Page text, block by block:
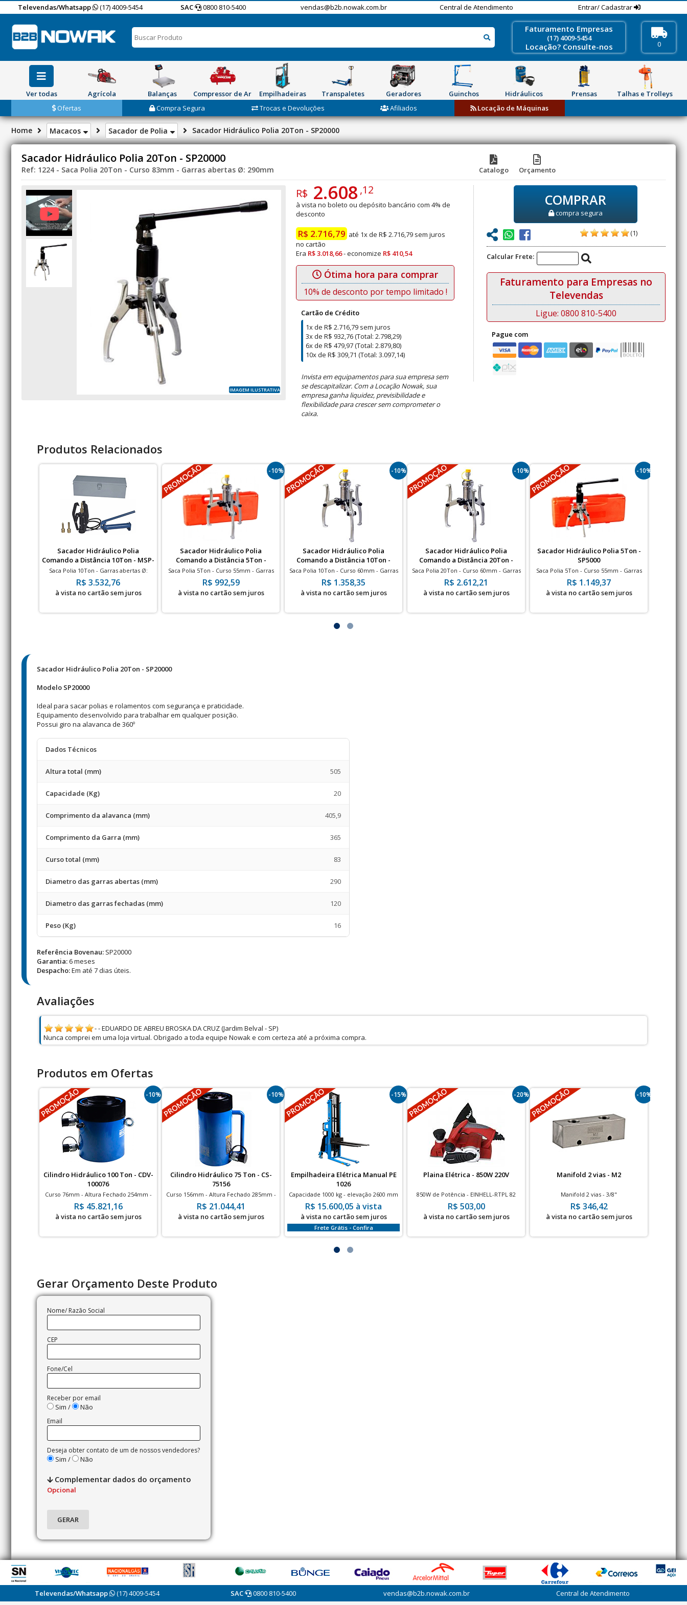
Televendas/Whatsapp (17) 4009-5454 SAC 0800 810-5400 vendas@b2b.nowak.com.br Central de Atendimento Entrar/ Cadastrar
Faturamento Empresas
(17) 4009-5454
Locação? Consulte-nos 0
Ver todas Agrícola Balanças Compressor de Ar Empilhadeiras Transpaletes Geradores Guinchos Hidráulicos Prensas
Talhas e Trolleys
Ofertas
Compra Segura Trocas e Devoluções Afiliados Locação de Máquinas
Home Macacos Sacador de Polia Sacador Hidráulico Polia 20Ton - SP20000
Sacador Hidráulico Polia 20Ton - SP20000
Ref: 1224 - Saca Polia 20Ton - Curso 83mm - Garras abertas Ø: 290mm Catalogo Orçamento
IMAGEM ILUSTRATIVA
R$ 2.608,12
à vista no boleto ou depósito bancário com 4% de
desconto
R$ 2.716,79 até 1x de R$ 2.716,79 sem juros
no cartão
Era R$ 3.018,66- economize R$ 410,54
Ótima hora para comprar
10% de desconto por tempo limitado !
Cartão de Crédito
1x de R$ 2.716,79 sem juros
3x de R$ 932,76 (Total: 2.798,29)
6x de R$ 479,97 (Total: 2.879,80)
10x de R$ 309,71 (Total: 3.097,14)
Invista em equipamentos para sua empresa sem
se descapitalizar. Com a Locação Nowak, sua
empresa ganha liquidez, previsibilidade e
flexibilidade para crescer sem comprometer o
caixa.
COMPRAR
compra segura
(1)
Calcular Frete:
Faturamento para Empresas no
Televendas
Ligue: 0800 810-5400
Pague com
Produtos Relacionados
Sacador Hidráulico Polia
Comando a Distância 10Ton - MSP-
10
Saca Polia 10Ton - Garras abertas Ø:
200mm
R$ 3.532,76
à vista no cartão sem juros
-10%
Sacador Hidráulico Polia
Comando a Distância 5Ton -
SPA5000
Saca Polia 5Ton - Curso 55mm - Garras
abertas Ø: 180mm
R$ 992,59
à vista no cartão sem juros
-10%
Sacador Hidráulico Polia
Comando a Distância 10Ton -
SPA10000
Saca Polia 10Ton - Curso 60mm - Garras
abertas Ø: 275mm
R$ 1.358,35
à vista no cartão sem juros
-10%
Sacador Hidráulico Polia
Comando a Distância 20Ton -
SPA20000
Saca Polia 20Ton - Curso 60mm - Garras
abertas Ø: 280mm
R$ 2.612,21
à vista no cartão sem juros
-10%
Sacador Hidráulico Polia 5Ton -
SP5000
Saca Polia 5Ton - Curso 55mm - Garras
abertas Ø: 180m
R$ 1.149,37
à vista no cartão sem juros
Sacador Hidráulico Polia 20Ton - SP20000
Modelo SP20000
Ideal para sacar polias e rolamentos com segurança e praticidade.
Equipamento desenvolvido para trabalhar em qualquer posição.
Possui giro na alavanca de 360º
Dados Técnicos
Altura total (mm) 505
Capacidade (Kg) 20
Comprimento da alavanca (mm) 405,9
Comprimento da Garra (mm) 365
Curso total (mm) 83
Diametro das garras abertas (mm) 290
Diametro das garras fechadas (mm) 120
Peso (Kg) 16
Referência Bovenau: SP20000
Garantia: 6 meses
Despacho:Em até 7 dias úteis.
Avaliações
- - EDUARDO DE ABREU BROSKA DA CRUZ (Jardim Belval - SP)
Nunca comprei em uma loja virtual. Obrigado a toda equipe Nowak e com certeza até a próxima compra.
Produtos em Ofertas
-10%
Cilindro Hidráulico 100 Ton - CDV-
100076
Curso 76mm - Altura Fechado 254mm -
700bar - Dupla Ação
R$ 45.821,16
à vista no cartão sem juros
-10%
Cilindro Hidráulico 75 Ton - CS-
75156
Curso 156mm - Altura Fechado 285mm -
700bar
R$ 21.044,41
à vista no cartão sem juros
-15%
Empilhadeira Elétrica Manual PE
1026
Capacidade 1000 kg - elevação 2600 mm
- com bateria
R$ 15.600,05 à vista
à vista no cartão sem juros
Frete Grátis - Confira
-20%
Plaina Elétrica - 850W 220V
850W de Potência - EINHELL-RTPL 82
R$ 503,00
à vista no cartão sem juros
-10%
Manifold 2 vias - M2
Manifold 2 vias - 3/8"
R$ 346,42
à vista no cartão sem juros
Gerar Orçamento Deste Produto
Nome/ Razão Social
CEP
Fone/Cel
Receber por email
Sim / Não
Email
Deseja obter contato de um de nossos vendedores?
Sim / Não
Complementar dados do orçamento
Opcional
Televendas/Whatsapp (17) 4009-5454 SAC 0800 810-5400 vendas@b2b.nowak.com.br Central de Atendimento